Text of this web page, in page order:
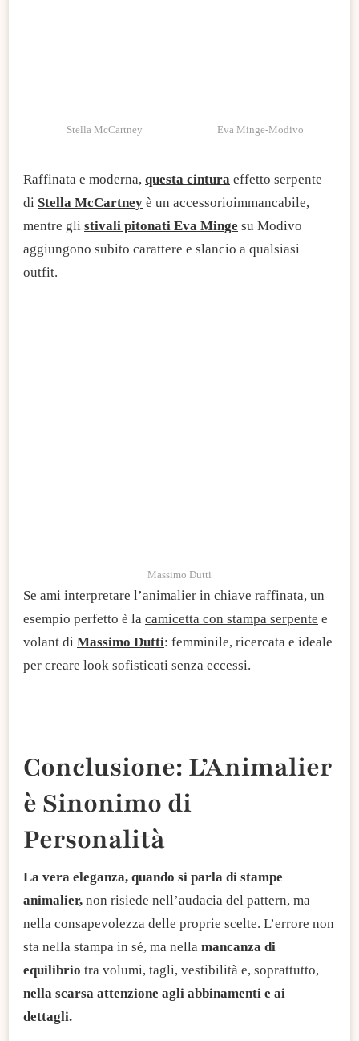
Stella McCartney Eva Minge-Modivo
Raffinata e moderna, questa cintura effetto serpente
di Stella McCartney è un accessorioimmancabile,
mentre gli stivali pitonati Eva Minge su Modivo
aggiungono subito carattere e slancio a qualsiasi
outfit.
Massimo Dutti
Se ami interpretare l’animalier in chiave raffinata, un
esempio perfetto è la camicetta con stampa serpente e
volant di Massimo Dutti: femminile, ricercata e ideale
per creare look sofisticati senza eccessi.
Conclusione: L’Animalier
è Sinonimo di
Personalità
La vera eleganza, quando si parla di stampe
animalier, non risiede nell’audacia del pattern, ma
nella consapevolezza delle proprie scelte. L’errore non
sta nella stampa in sé, ma nella mancanza di
equilibrio tra volumi, tagli, vestibilità e, soprattutto,
nella scarsa attenzione agli abbinamenti e ai
dettagli.